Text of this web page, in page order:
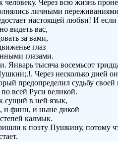
Через всю жизнь
личными
настоящей любви! И
видеть вас,
за вами,
глаз
глазами.
Январь тысяча восемьсот
Через несколько дней
предопределил судьбу своей
всей Руси великой.
сущий в ней язык,
финн, и ныне дикой
калмык.
к поэту Пушкину, потому